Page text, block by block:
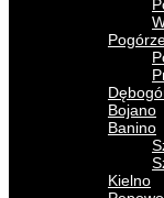
Bojano
Banino
Kielno